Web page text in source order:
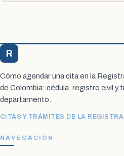
R
Cómo agendar una cita en la
de Colombia: cédula, registro civil y
departamento.
CITAS Y TRÁMITES DE LA
NAVEGACIÓN